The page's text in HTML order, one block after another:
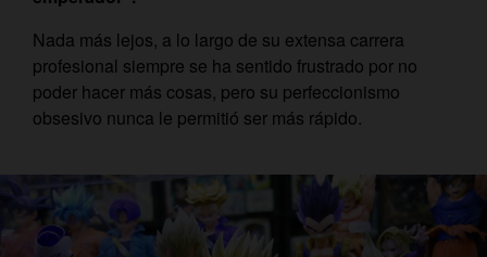
Nada más lejos, a lo largo de su extensa carrera
profesional siempre se ha sentido frustrado por no
poder hacer más cosas, pero su perfeccionismo
obsesivo nunca le permitió ser más rápido.